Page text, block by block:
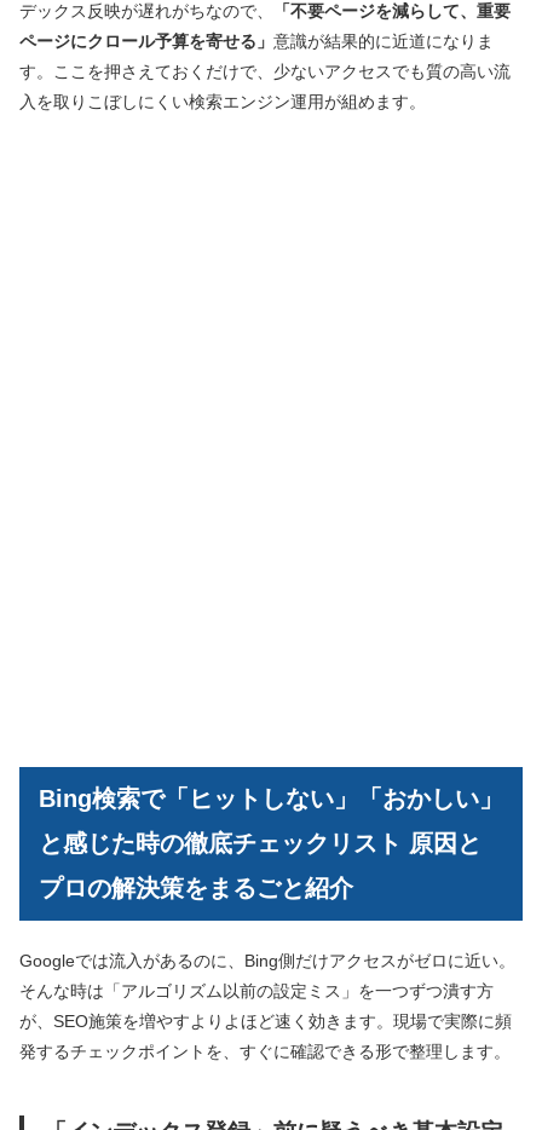
デックス反映が遅れがちなので、
「不要ページを減らして、重要
ページにクロール予算を寄せる」 意識が結果的に近道になりま
す。ここを押さえておくだけで、少ないアクセスでも質の高い流
入を取りこぼしにくい検索エンジン運用が組めます。
Bing検索で「ヒットしない」「おかしい」
と感じた時の徹底チェックリスト 原因と
プロの解決策をまるごと紹介
Googleでは流入があるのに、Bing側だけアクセスがゼロに近い。
そんな時は「アルゴリズム以前の設定ミス」を一つずつ潰す方
が、SEO施策を増やすよりよほど速く効きます。現場で実際に頻
発するチェックポイントを、すぐに確認できる形で整理します。